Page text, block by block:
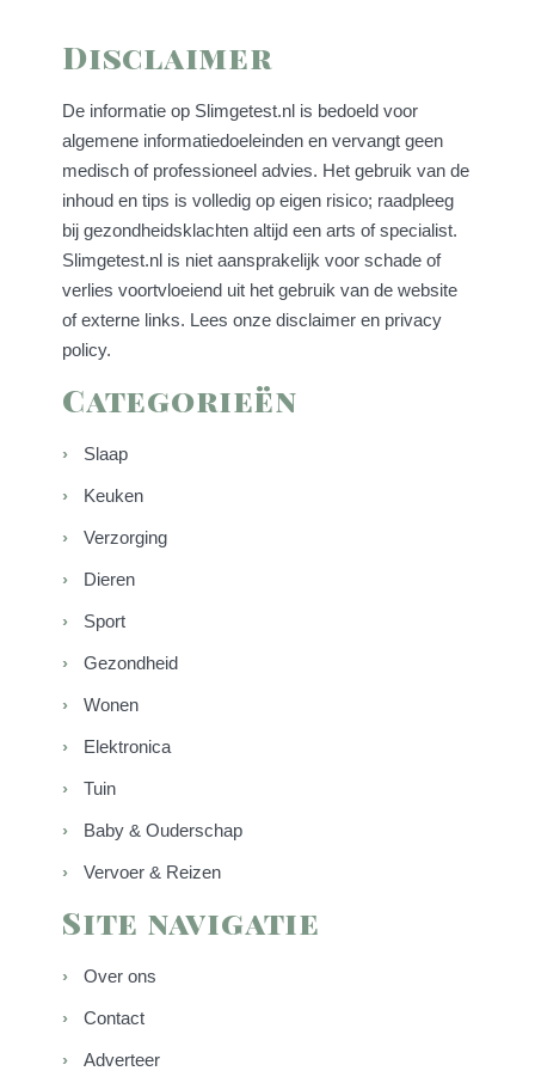
Disclaimer
De informatie op Slimgetest.nl is bedoeld voor
algemene informatiedoeleinden en vervangt geen
medisch of professioneel advies. Het gebruik van de
inhoud en tips is volledig op eigen risico; raadpleeg
bij gezondheidsklachten altijd een arts of specialist.
Slimgetest.nl is niet aansprakelijk voor schade of
verlies voortvloeiend uit het gebruik van de website
of externe links. Lees onze disclaimer en privacy
policy.
Categorieën
Slaap
Keuken
Verzorging
Dieren
Sport
Gezondheid
Wonen
Elektronica
Tuin
Baby & Ouderschap
Vervoer & Reizen
Site navigatie
Over ons
Contact
Adverteer